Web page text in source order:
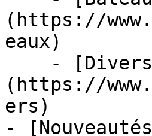
(https://
eaux)
(https://
ers)
-